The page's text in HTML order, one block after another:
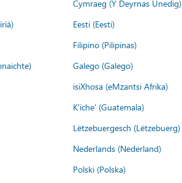
Cymraeg (Y Deyrnas Unedig)
Eesti (Eesti)
Filipino (Pilipinas)
Galego (Galego)
isiXhosa (eMzantsi Afrika)
K'iche' (Guatemala)
Lëtzebuergesch (Lëtzebuerg)
Nederlands (Nederland)
Polski (Polska)